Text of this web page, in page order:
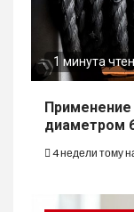
1 минута
Применение
диаметром
4 недели тому